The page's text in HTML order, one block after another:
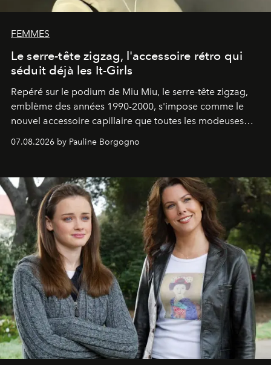
FEMMES
Le serre-tête zigzag, l'accessoire rétro qui
séduit déjà les It-Girls
Repéré sur le podium de Miu Miu, le serre-tête zigzag,
emblème des années 1990-2000, s'impose comme le
nouvel accessoire capillaire que toutes les modeuses
s'arrachent déjà.
07.08.2026 by Pauline Borgogno